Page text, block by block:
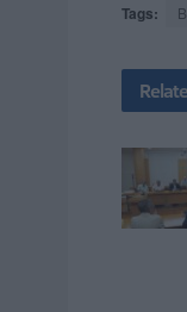
Tags: